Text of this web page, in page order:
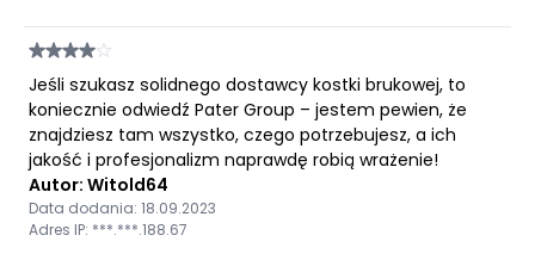
Jeśli szukasz solidnego dostawcy kostki brukowej, to
koniecznie odwiedź Pater Group – jestem pewien, że
znajdziesz tam wszystko, czego potrzebujesz, a ich
jakość i profesjonalizm naprawdę robią wrażenie!
Autor: Witold64
Data dodania: 18.09.2023
Adres IP: ***.***.188.67